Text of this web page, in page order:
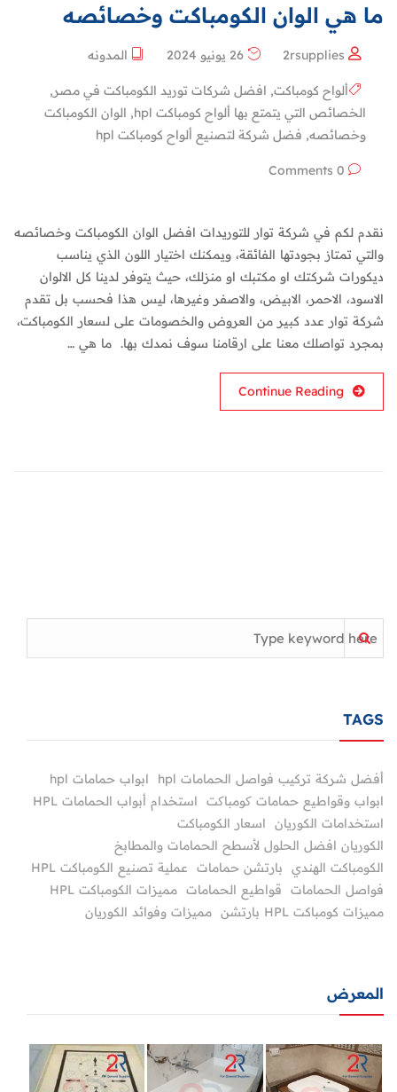
ما هي الوان الكومباكت وخصائصه
2rsupplies المدونه
ألواح كومباكت, افضل شركات توريد الكومباكت في مصر,
الخصائص التي يتمتع بها ألواح كومباكت hpl
, الوان الكومباكت
وخصائصه, فضل شركة لتصنيع ألواح كومباكت hpl
نقدم لكم في شركة توار للتوريدات افضل الوان الكومباكت وخصائصه
والتي تمتاز بجودتها الفائقة، ويمكنك اختيار اللون الذي يناسب
ديكورات شركتك او مكتبك او منزلك، حيث يتوفر لدينا كل الالوان
الاسود، الاحمر، الابيض، والاصفر وغيرها، ليس هذا فحسب بل تقدم
شركة توار عدد كبير من العروض والخصومات على لسعار الكومباكت،
بمجرد تواصلك معنا على ارقامنا سوف نمدك بها. ما هي …
Continue Reading
TAGS
أفضل شركة تركيب فواصل الحمامات hpl
ابواب حمامات hpl
ابواب وقواطيع حمامات کومباکت
استخدام أبواب الحمامات HPL
استخدامات الكوريان
اسعار الكومباكت
الكوريان افضل الحلول لأسطح الحمامات والمطابخ
الكومباكت الهندي
بارتشن حمامات
عملية تصنيع الكومباكت HPL
فواصل الحمامات
قواطيع الحمامات مميزات الكومباكت HPL
مميزات كومباكت HPL بارتشن
مميزات وفوائد الكوريان
المعرض